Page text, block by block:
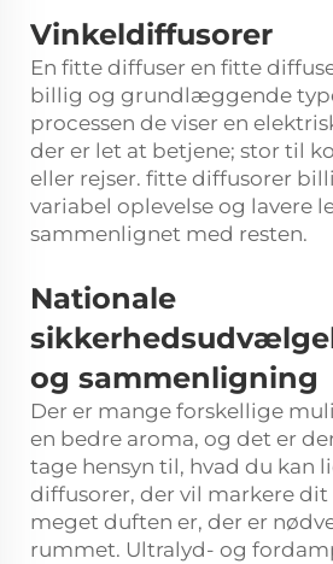
Vinkeldiffusorer
En fitte diffuser en fitte
billig og grundlæggende
processen de viser en
der er let at betjene; stor til
eller rejser. fitte diffusorer
variabel oplevelse og lavere
sammenlignet med resten.
Nationale
og sammenligning
Der er mange forskellige
en bedre aroma, og det er
tage hensyn til, hvad du kan
diffusorer, der vil markere
meget duften er, der er
rummet. Ultralyd- og